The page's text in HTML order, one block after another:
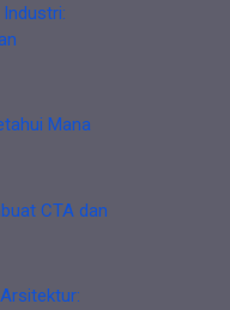
Mana
CTA dan